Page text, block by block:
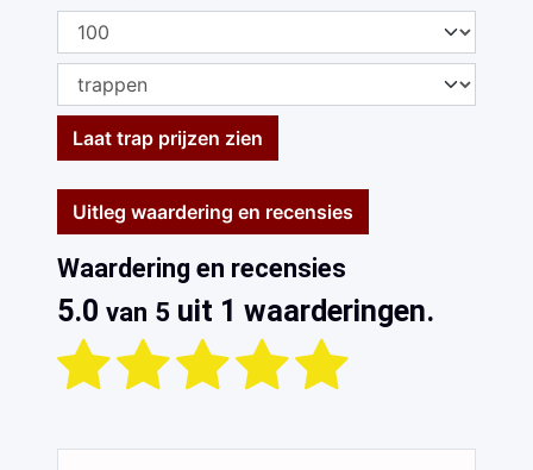
Laat trap prijzen zien
Uitleg waardering en recensies
Waardering en recensies
5.0 van 5 uit 1 waarderingen.